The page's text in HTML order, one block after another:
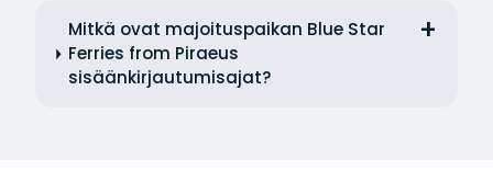
Mitkä ovat majoituspaikan Blue Star
Ferries from Piraeus
sisäänkirjautumisajat?